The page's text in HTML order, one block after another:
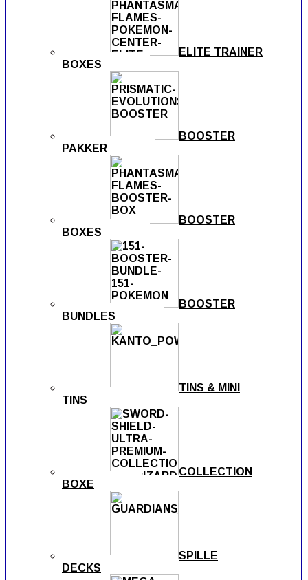
ELITE TRAINER
BOXES
BOOSTER
PAKKER
BOOSTER
BOXES
BOOSTER
BUNDLES
TINS & MINI
TINS
COLLECTION
BOXE
SPILLE
DECKS